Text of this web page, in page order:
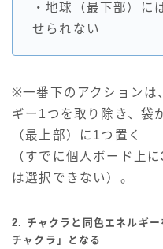
・地球（最下部）に
せられない
※一番下のアクションは
ギー1つを取り除き、袋
（最上部）に1つ置く
（すでに個人ボード上
は選択できない）。
2. チャクラと同色エネルギ
チャクラ」となる